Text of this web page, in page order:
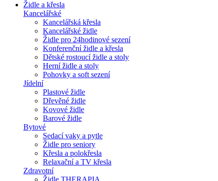
Židle a křesla
Kancelářské
Kancelářská křesla
Kancelářské židle
Židle pro 24hodinové sezení
Konferenční židle a křesla
Dětské rostoucí židle a stoly
Herní židle a stoly
Pohovky a soft sezení
Jídelní
Plastové židle
Dřevěné židle
Kovové židle
Barové židle
Bytové
Sedací vaky a pytle
Židle pro seniory
Křesla a polokřesla
Relaxační a TV křesla
Zdravotní
Židle THERAPIA